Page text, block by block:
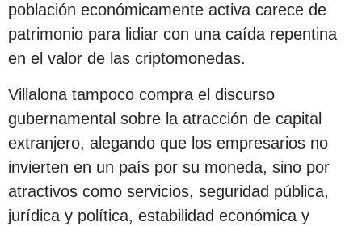
población económicamente activa carece de
patrimonio para lidiar con una caída repentina
en el valor de las criptomonedas.
Villalona tampoco compra el discurso
gubernamental sobre la atracción de capital
extranjero, alegando que los empresarios no
invierten en un país por su moneda, sino por
atractivos como servicios, seguridad pública,
jurídica y política, estabilidad económica y